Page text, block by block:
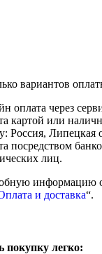
вариантов
оплата через
картой или
Россия, Липецкая
посредством
лиц.
информацию
и доставка“.
покупку легко: